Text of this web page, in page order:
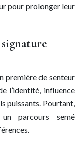
pour prolonger leur
première de senteur
l’identité, influence
puissants. Pourtant,
parcours semé